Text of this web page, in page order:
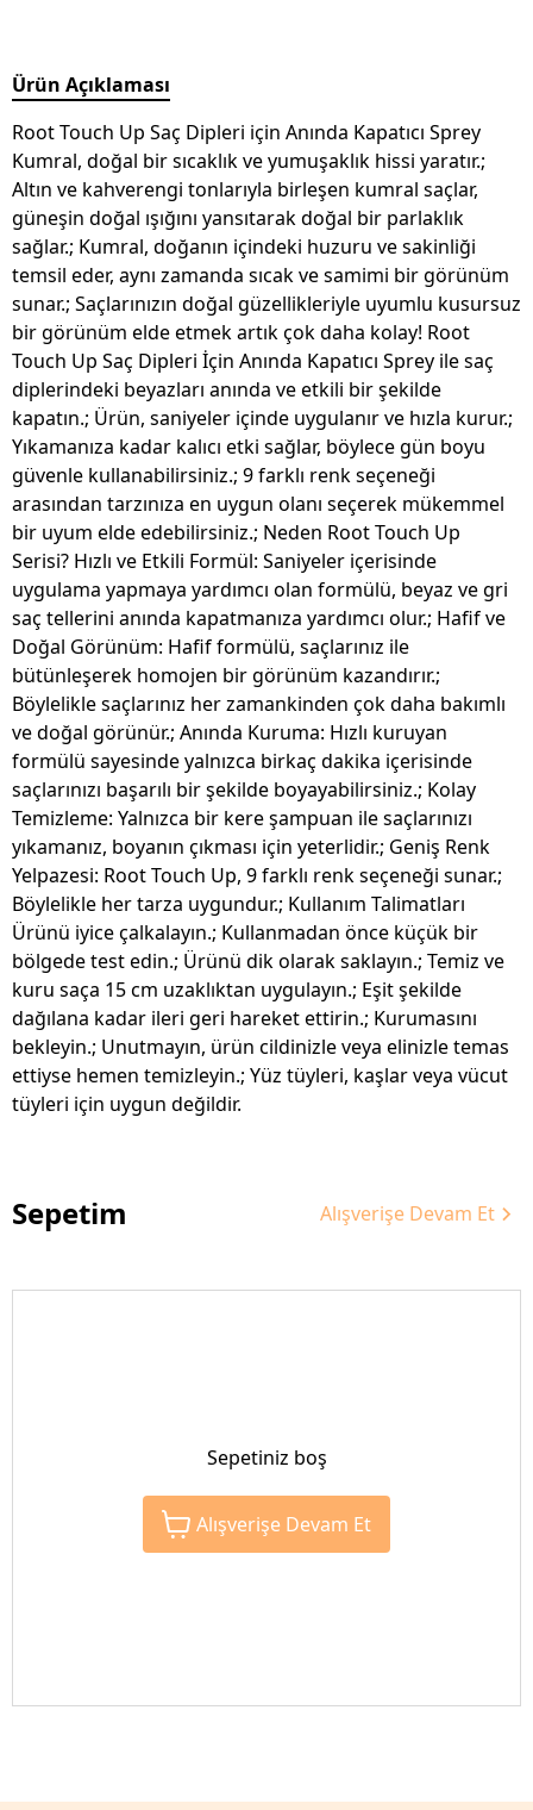
Ürün Açıklaması
Root Touch Up Saç Dipleri için Anında Kapatıcı Sprey
Kumral, doğal bir sıcaklık ve yumuşaklık hissi yaratır.;
Altın ve kahverengi tonlarıyla birleşen kumral saçlar,
güneşin doğal ışığını yansıtarak doğal bir parlaklık
sağlar.; Kumral, doğanın içindeki huzuru ve sakinliği
temsil eder, aynı zamanda sıcak ve samimi bir görünüm
sunar.; Saçlarınızın doğal güzellikleriyle uyumlu kusursuz
bir görünüm elde etmek artık çok daha kolay! Root
Touch Up Saç Dipleri İçin Anında Kapatıcı Sprey ile saç
diplerindeki beyazları anında ve etkili bir şekilde
kapatın.; Ürün, saniyeler içinde uygulanır ve hızla kurur.;
Yıkamanıza kadar kalıcı etki sağlar, böylece gün boyu
güvenle kullanabilirsiniz.; 9 farklı renk seçeneği
arasından tarzınıza en uygun olanı seçerek mükemmel
bir uyum elde edebilirsiniz.; Neden Root Touch Up
Serisi? Hızlı ve Etkili Formül: Saniyeler içerisinde
uygulama yapmaya yardımcı olan formülü, beyaz ve gri
saç tellerini anında kapatmanıza yardımcı olur.; Hafif ve
Doğal Görünüm: Hafif formülü, saçlarınız ile
bütünleşerek homojen bir görünüm kazandırır.;
Böylelikle saçlarınız her zamankinden çok daha bakımlı
ve doğal görünür.; Anında Kuruma: Hızlı kuruyan
formülü sayesinde yalnızca birkaç dakika içerisinde
saçlarınızı başarılı bir şekilde boyayabilirsiniz.; Kolay
Temizleme: Yalnızca bir kere şampuan ile saçlarınızı
yıkamanız, boyanın çıkması için yeterlidir.; Geniş Renk
Yelpazesi: Root Touch Up, 9 farklı renk seçeneği sunar.;
Böylelikle her tarza uygundur.; Kullanım Talimatları
Ürünü iyice çalkalayın.; Kullanmadan önce küçük bir
bölgede test edin.; Ürünü dik olarak saklayın.; Temiz ve
kuru saça 15 cm uzaklıktan uygulayın.; Eşit şekilde
dağılana kadar ileri geri hareket ettirin.; Kurumasını
bekleyin.; Unutmayın, ürün cildinizle veya elinizle temas
ettiyse hemen temizleyin.; Yüz tüyleri, kaşlar veya vücut
tüyleri için uygun değildir.
Sepetim Alışverişe Devam Et
Sepetiniz boş
Alışverişe Devam Et